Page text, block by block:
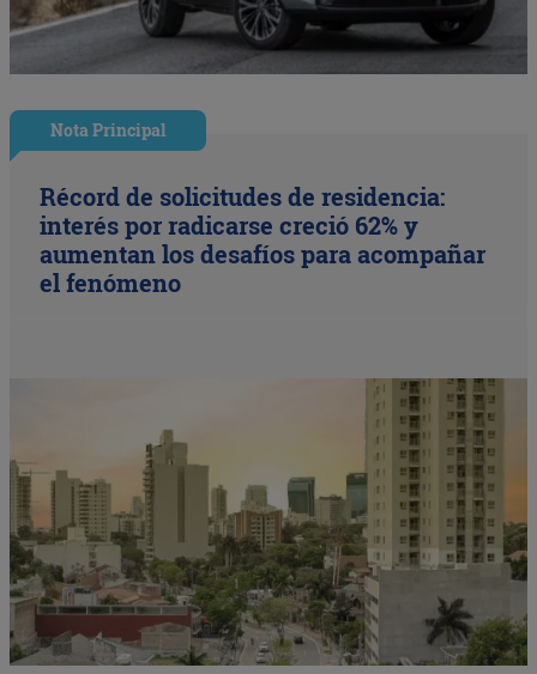
Nota Principal
Récord de solicitudes de residencia:
interés por radicarse creció 62% y
aumentan los desafíos para acompañar
el fenómeno